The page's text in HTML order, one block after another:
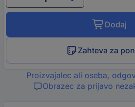
Dodaj
Zahteva za
Proizvajalec ali oseba,
Obrazec za prijavo